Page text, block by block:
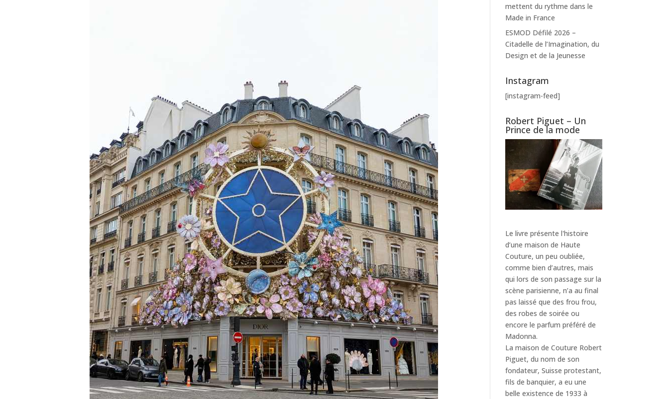
mettent du rythme dans le
Made in France
ESMOD Défilé 2026 –
Citadelle de l’Imagination, du
Design et de la Jeunesse
Instagram
[instagram-feed]
Robert Piguet – Un
Prince de la mode
Le livre présente l'histoire
d’une maison de Haute
Couture, un peu oubliée,
comme bien d’autres, mais
qui lors de son passage sur la
scène parisienne, n’a au final
pas laissé que des frou frou,
des robes de soirée ou
encore le parfum préféré de
Madonna.
La maison de Couture Robert
Piguet, du nom de son
fondateur, Suisse protestant,
fils de banquier, a eu une
belle existence de 1933 à